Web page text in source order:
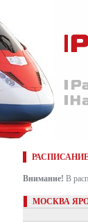
Внимание! В
МОСКВА